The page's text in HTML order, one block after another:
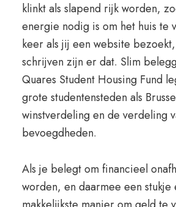
klinkt als slapend rijk worden,
energie nodig is om het huis te
keer als jij een website
schrijven zijn er dat. Slim
Quares Student Housing Fund
grote studentensteden als
winstverdeling en de verdeling
bevoegdheden.
Als je belegt om financieel
worden, en daarmee een stukje